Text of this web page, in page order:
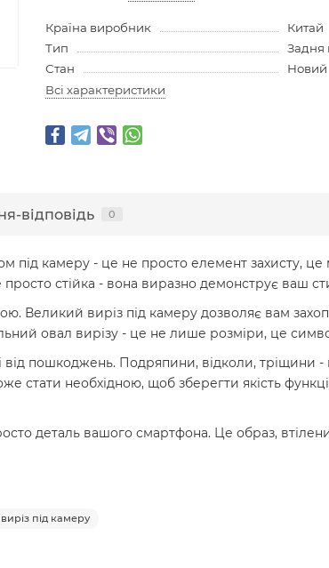
Країна виробник
Китай
Тип
Задня
Стан
Новий
Всі характеристики
відповідь 0
камеру - це не просто елемент захисту, це
стійка - вона виразно демонструє ваш
Великий виріз під камеру дозволяє вам
овал вирізу - це не лише розміри, це символ
від пошкоджень. Подряпини, відколи, тріщини
стати необхідною, щоб зберегти якість
деталь вашого смартфона. Це образ,
під камеру